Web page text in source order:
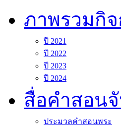
ภาพรวมกิจ
ปี 2021
ปี 2022
ปี 2023
ปี 2024
สื่อคำสอน
ประมวลคำสอนพระ